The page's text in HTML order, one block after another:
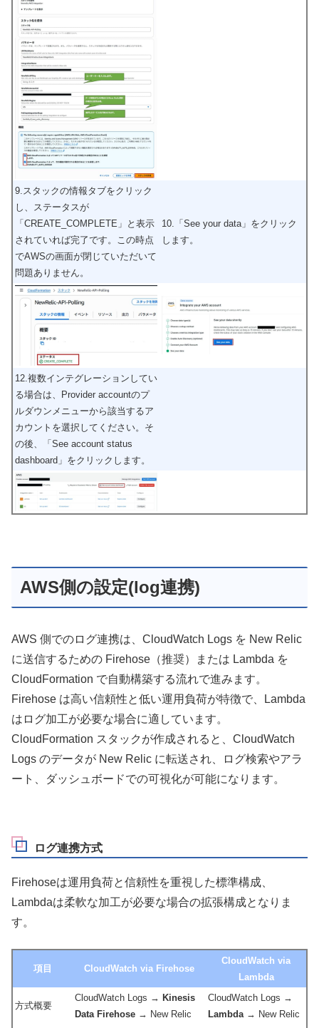
9.スタックの情報タブをクリック
し、ステータスが
「CREATE_COMPLETE」と表示
されていれば完了です。この時点
でAWSの画面が閉じていただいて
問題ありません。
10.「See your data」をクリック
します。
12.複数インテグレーションしてい
る場合は、Provider accountのプ
ルダウンメニューから該当するア
カウントを選択してください。そ
の後、「See account status
dashboard」をクリックします。
AWS側の設定(log連携)
AWS 側でのログ連携は、CloudWatch Logs を New Relic
に送信するための Firehose（推奨）または Lambda を
CloudFormation で自動構築する流れで進みます。
Firehose は高い信頼性と低い運用負荷が特徴で、Lambda
はログ加工が必要な場合に適しています。
CloudFormation スタックが作成されると、CloudWatch
Logs のデータが New Relic に転送され、ログ検索やアラ
ート、ダッシュボードでの可視化が可能になります。
ログ連携方式
Firehoseは運用負荷と信頼性を重視した標準構成、
Lambdaは柔軟な加工が必要な場合の拡張構成となりま
す。
項目 CloudWatch via Firehose
CloudWatch via
Lambda
方式概要
CloudWatch Logs → Kinesis
Data Firehose → New Relic
CloudWatch Logs →
Lambda → New Relic